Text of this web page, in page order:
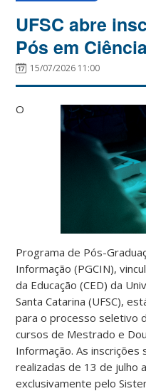
UFSC abre
Pós em
15/07/2026 11:00
O
Programa de Pós-
Informação (PGCIN),
da Educação (CED) da
Santa Catarina (UFSC),
para o processo seletivo
cursos de Mestrado e
Informação. As
realizadas de 13 de julho
exclusivamente pelo